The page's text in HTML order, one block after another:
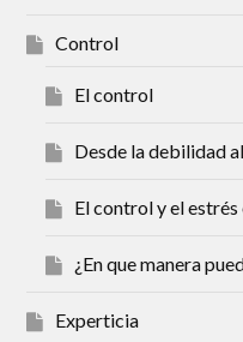
Control
El control
Desde la debilidad
El control y el estrés
¿En que manera
Experticia